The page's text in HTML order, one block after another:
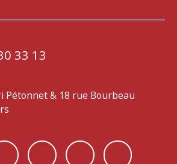
33 13
Pétonnet & 18 rue Bourbeau